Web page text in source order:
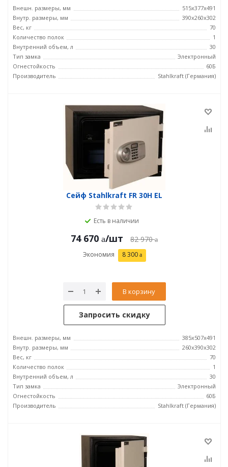
Внешн. размеры, мм
515x377x491
Внутр. размеры, мм
390x260x302
Вес, кг
70
Количество полок
1
Внутренний объем, л
30
Тип замка
Электронный
Огнестойкость
60Б
Производитель
Stahlkraft (Германия)
Сейф Stahlkraft FR 30H EL
Есть в наличии
74 670 /шт 82 970
Экономия 8 300
В корзину
Запросить скидку
Внешн. размеры, мм
385x507x491
Внутр. размеры, мм
260x390x302
Вес, кг
70
Количество полок
1
Внутренний объем, л
30
Тип замка
Электронный
Огнестойкость
60Б
Производитель
Stahlkraft (Германия)